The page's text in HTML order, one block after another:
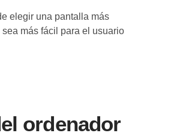
elegir una pantalla más
más fácil para el usuario
ordenador